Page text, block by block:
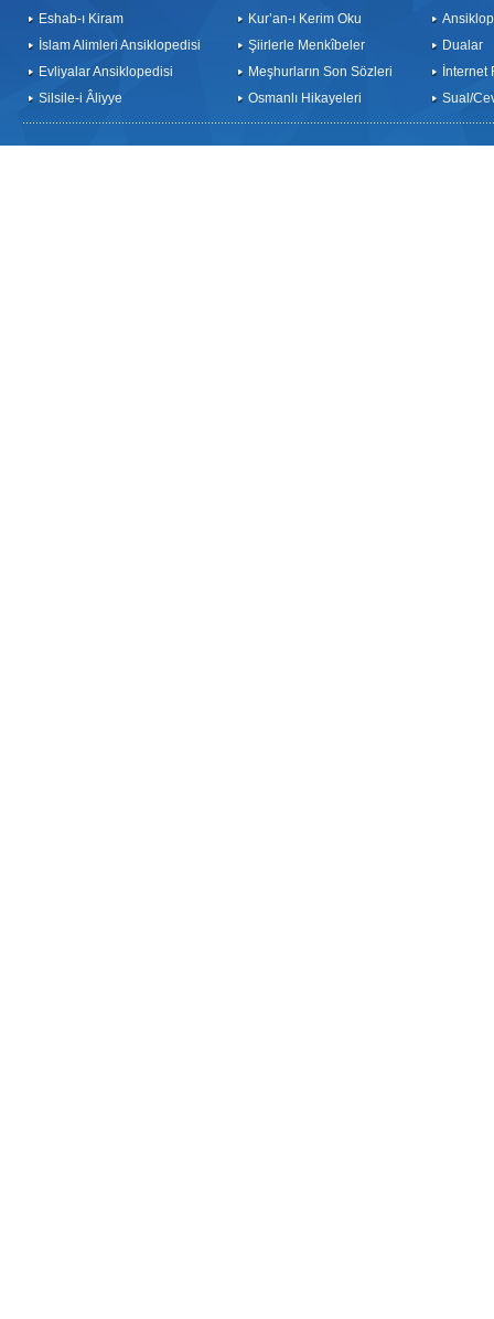
Eshab-ı Kiram
İslam Alimleri Ansiklopedisi
Evliyalar Ansiklopedisi
Silsile-i Âliyye
Kur’an-ı Kerim Oku
Şiirlerle Menkîbeler
Meşhurların Son Sözleri
Osmanlı Hikayeleri
Dualar
İnternet
Sual/